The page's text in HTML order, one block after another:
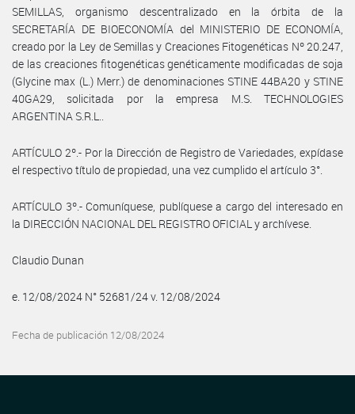
SEMILLAS, organismo descentralizado en la órbita de la
SECRETARÍA DE BIOECONOMÍA del MINISTERIO DE ECONOMÍA,
creado por la Ley de Semillas y Creaciones Fitogenéticas Nº 20.247,
de las creaciones fitogenéticas genéticamente modificadas de soja
(Glycine max (L.) Merr.) de denominaciones STINE 44BA20 y STINE
40GA29, solicitada por la empresa M.S. TECHNOLOGIES
ARGENTINA S.R.L..
ARTÍCULO 2º.- Por la Dirección de Registro de Variedades, expídase
el respectivo título de propiedad, una vez cumplido el artículo 3°.
ARTÍCULO 3º.- Comuníquese, publíquese a cargo del interesado en
la DIRECCIÓN NACIONAL DEL REGISTRO OFICIAL y archívese.
Claudio Dunan
e. 12/08/2024 N° 52681/24 v. 12/08/2024
Fecha de publicación 12/08/2024